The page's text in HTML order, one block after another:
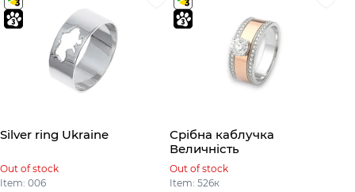
Silver ring Ukraine
Out of stock
Item: 006
Срібна каблучка
Величність
Out of stock
Item: 526к